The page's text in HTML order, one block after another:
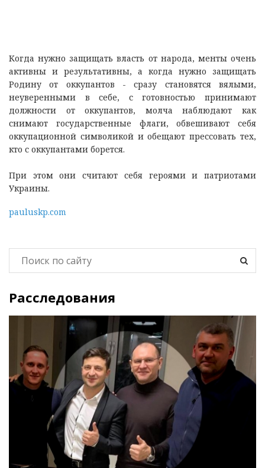
Когда нужно защищать власть от народа, менты очень
активны и результативны, а когда нужно защищать
Родину от оккупантов - сразу становятся вялыми,
неуверенными в себе, с готовностью принимают
должности от оккупантов, молча наблюдают как
снимают государственные флаги, обвешивают себя
оккупационной символикой и обещают прессовать тех,
кто с оккупантами борется.
При этом они считают себя героями и патриотами
Украины.
pauluskp.com
Расследования